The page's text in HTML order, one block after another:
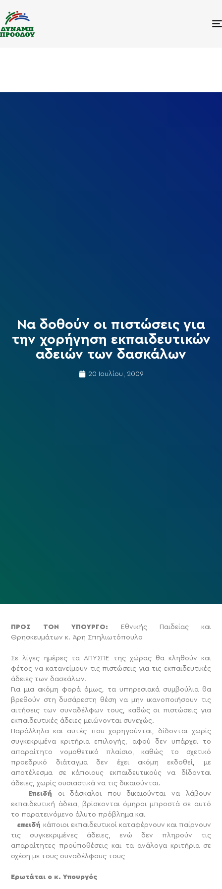
Να δοθούν οι πιστώσεις για
την χορήγηση εκπαιδευτικών
αδειών των δασκάλων
20 Ιουλίου, 2009
ΠΡΟΣ ΤΟN ΥΠΟΥΡΓΟ:
Εθνικής Παιδείας και
Θρησκευμάτων κ. Άρη Σπηλιωτόπουλο
Σε λίγες ημέρες τα ΑΠΥΣΠΕ της χώρας θα κληθούν και
φέτος να κατανείμουν τις πιστώσεις για τις εκπαιδευτικές
άδειες των δασκάλων.
Για μια ακόμη φορά όμως, τα υπηρεσιακά συμβούλια θα
βρεθούν στη δυσάρεστη θέση να μην ικανοποιήσουν τις
αιτήσεις των συναδέλφων τους, καθώς οι πιστώσεις για
εκπαιδευτικές άδειες μειώνονται συνεχώς.
Παράλληλα και αυτές που χορηγούνται, δίδονται χωρίς
συγκεκριμένα κριτήρια επιλογής, αφού δεν υπάρχει το
απαραίτητο νομοθετικό πλαίσιο, καθώς το σχετικό
προεδρικό διάταγμα δεν έχει ακόμη εκδοθεί, με
αποτέλεσμα σε κάποιους εκπαιδευτικούς να δίδονται
άδειες, χωρίς ουσιαστικά να τις δικαιούνται.
Επειδή οι δάσκαλοι που δικαιούνται να λάβουν
εκπαιδευτική άδεια, βρίσκονται όμηροι μπροστά σε αυτό
το παρατεινόμενο άλυτο πρόβλημα και
επειδή κάποιοι εκπαιδευτικοί καταφέρνουν και παίρνουν
τις συγκεκριμένες άδειες, ενώ δεν πληρούν τις
απαραίτητες προϋποθέσεις και τα ανάλογα κριτήρια σε
σχέση με τους συναδέλφους τους
Ερωτάται ο κ. Υπουργός